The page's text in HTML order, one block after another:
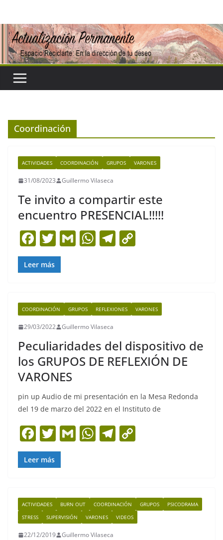
contenido
Coordinación
ACTIVIDADES COORDINACIÓN GRUPOS VARONES
31/08/2023 Guillermo Vilaseca
Te invito a compartir este
encuentro PRESENCIAL!!!!!
F
a
c
b
o
o
k
T
w
itt
G W
A
p
p
T
a
m
Li
n
Leer más
COORDINACIÓN GRUPOS REFLEXIONES VARONES
29/03/2022 Guillermo Vilaseca
Peculiaridades del dispositivo de
los GRUPOS DE REFLEXIÓN DE
VARONES
pin up Audio de mi presentación en la Mesa Redonda
del 19 de marzo del 2022 en el Instituto de
F
a
c
b
o
o
T
w
itt
G W
A
p
p
T
a
m
Li
n
k
Leer más
ACTIVIDADES BURN OUT COORDINACIÓN GRUPOS
PSICODRAMA
STRESS
SUPERVISIÓN VARONES VIDEOS
22/12/2019 Guillermo Vilaseca